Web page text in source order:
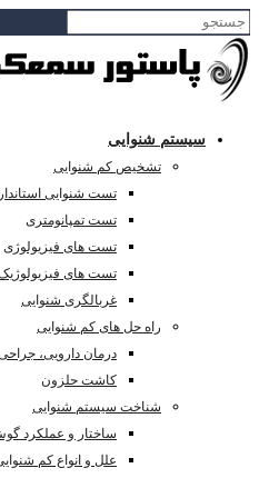
سیستم شنوایی
تشخیص کم شنوایی
تست شنوایی
تست تمپانومتری
تست های فیزیولوژی
تست های فیزیولوژیک
غربالگری شنوایی
راه حل های کم شنوایی
درمان دارویی،
کاشت حلزون
شناخت سیستم شنوایی
ساختار و عملکرد
علل و انواع کم